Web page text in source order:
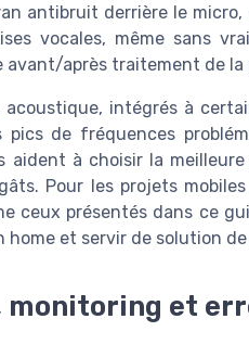
antibruit derrière le
vocales, même sans
après traitement de
acoustique, intégrés à
pics de fréquences
aident à choisir la
Pour les projets
ceux présentés dans ce
et servir de solution de
monitoring et